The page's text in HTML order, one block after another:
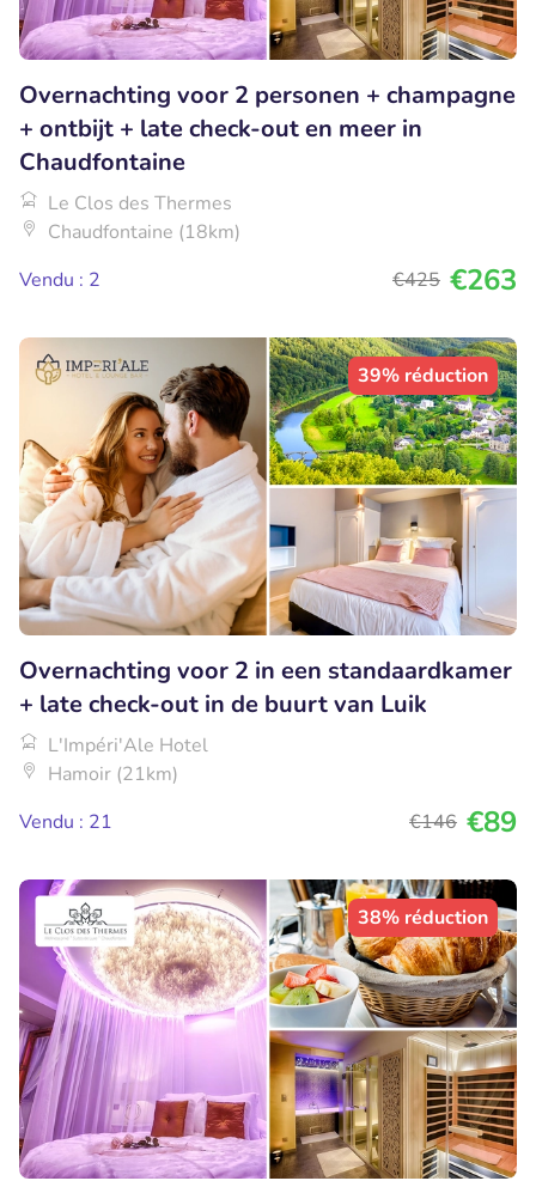
Overnachting voor 2 personen + champagne
+ ontbijt + late check-out en meer in
Chaudfontaine
Le Clos des Thermes
Chaudfontaine (18km)
Vendu : 2
€425 €263
39% réduction
Overnachting voor 2 in een standaardkamer
+ late check-out in de buurt van Luik
L'Impéri'Ale Hotel
Hamoir (21km)
Vendu : 21
€146 €89
38% réduction